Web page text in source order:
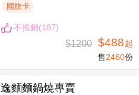
國旅卡
不推銷(187)
$1200 $488起
售2460份
逸麵麵鍋燒專賣